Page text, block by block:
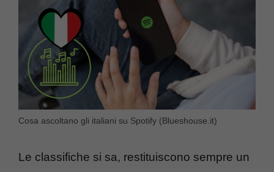
Cosa ascoltano gli italiani su Spotify (Blueshouse.it)
Le classifiche si sa, restituiscono sempre un